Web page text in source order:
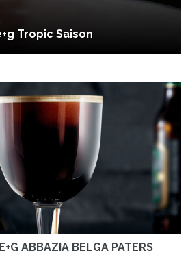
Tropic Saison
ABBAZIA BELGA PATERS